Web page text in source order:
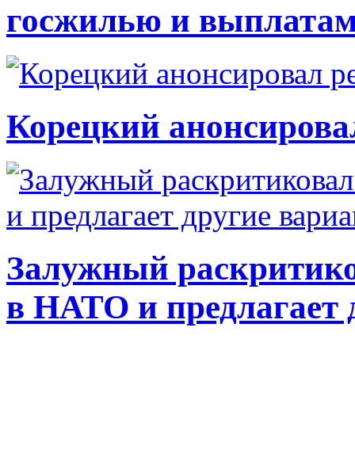
госжилью и
Корецкий
Залужный
в НАТО и предлагает